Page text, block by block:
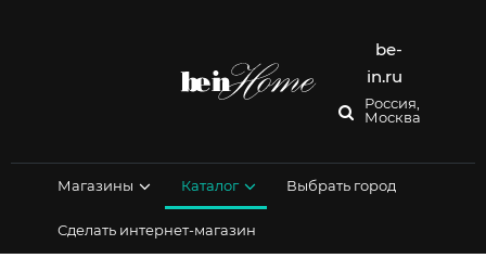
be-
in.ru
Россия,
Москва
Магазины Каталог Выбрать город
Сделать интернет-магазин